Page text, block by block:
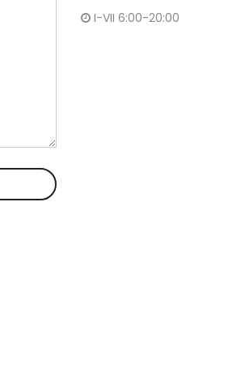
I-VII 6:00-20:00